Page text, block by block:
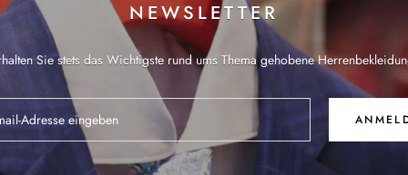
NEWSLETTER
Sie stets das Wichtigste rund ums Thema gehobene